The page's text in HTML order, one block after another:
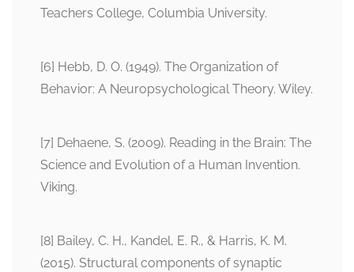
Teachers College, Columbia University.
[6] Hebb, D. O. (1949). The Organization of
Behavior: A Neuropsychological Theory. Wiley.
[7] Dehaene, S. (2009). Reading in the Brain: The
Science and Evolution of a Human Invention.
Viking.
[8] Bailey, C. H., Kandel, E. R., & Harris, K. M.
(2015). Structural components of synaptic